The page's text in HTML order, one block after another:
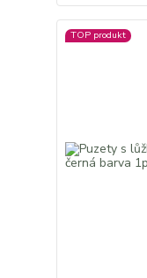
TOP produkt